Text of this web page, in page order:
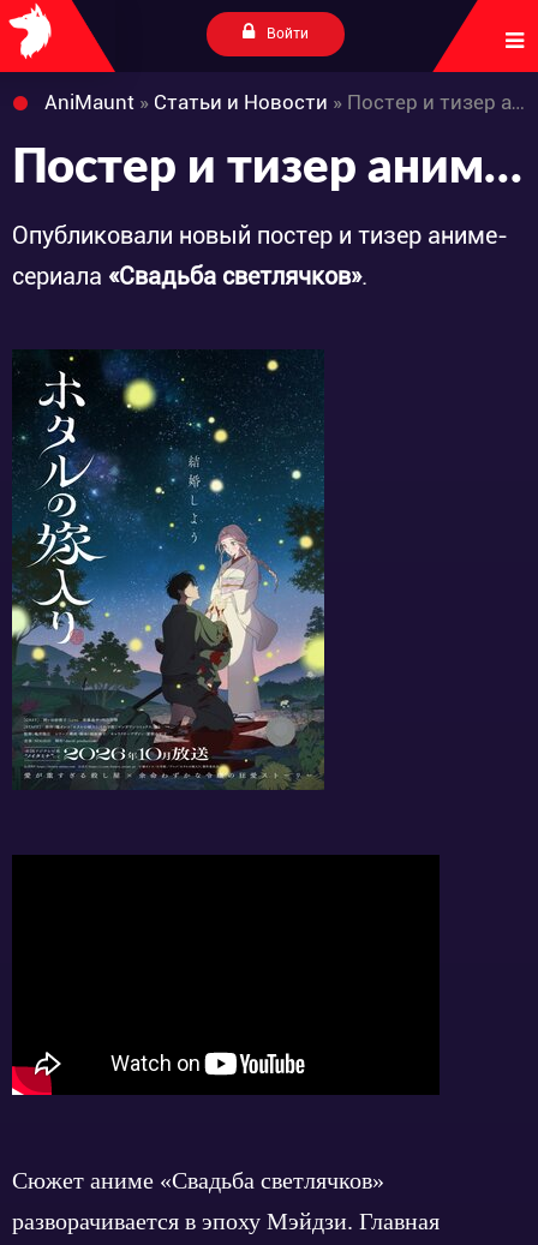
Войти
AniMaunt » Статьи и Новости » Постер и тизер аниме-сериала «Hotaru no Yomeiri»
Постер и тизер аниме-сериала «Hotaru no Yomeiri»
Опубликовали новый постер и тизер аниме-
сериала «Свадьба светлячков».
Сюжет аниме «Свадьба светлячков»
разворачивается в эпоху Мэйдзи. Главная